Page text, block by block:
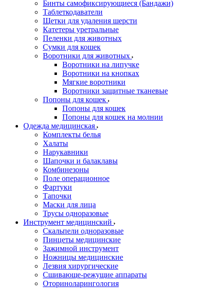
Бинты самофиксирующиеся (Бандажи)
Таблеткодаватели
Щетки для удаления шерсти
Катетеры уретральные
Пеленки для животных
Сумки для кошек
Воротники для животных
Воротники на липучке
Воротники на кнопках
Мягкие воротники
Воротники защитные тканевые
Попоны для кошек
Попоны для кошек
Попоны для кошек на молнии
Одежда медицинская
Комплекты белья
Халаты
Нарукавники
Шапочки и балаклавы
Комбинезоны
Поле операционное
Фартуки
Тапочки
Маски для лица
Трусы одноразовые
Инструмент медицинский
Скальпели одноразовые
Пинцеты медицинские
Зажимной инструмент
Ножницы медицинские
Лезвия хирургические
Сшивающе-режущие аппараты
Оториноларингология